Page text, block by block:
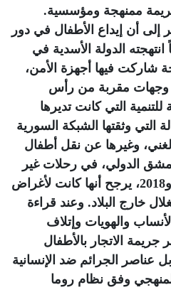
ممنهجة ومؤسسية.
إلى أن إيداع الأطفال في دور
انتهجته الدولة الأسدية في
شاركت فيها أجهزة الأمن،
وجهات مقربة من رأس
للتنمية التي كانت تديرها
التي وثقتها الشبكة السورية
وغيرها عن نقل أطفال
الدولي، في رحلات غير
مصرح بها بين عامي 2016 و2018، يرجح أنها كانت لأغراض
خارج البلاد. وعند قراءة
والهويات وإتلاف
جريمة الاتجار بالأطفال
عناصر الجرائم ضد الإنسانية
وفق نظام روما